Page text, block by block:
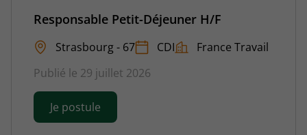
Responsable Petit-Déjeuner H/F
Strasbourg - 67 CDI
France Travail
Publié le 29 juillet 2026
Je postule